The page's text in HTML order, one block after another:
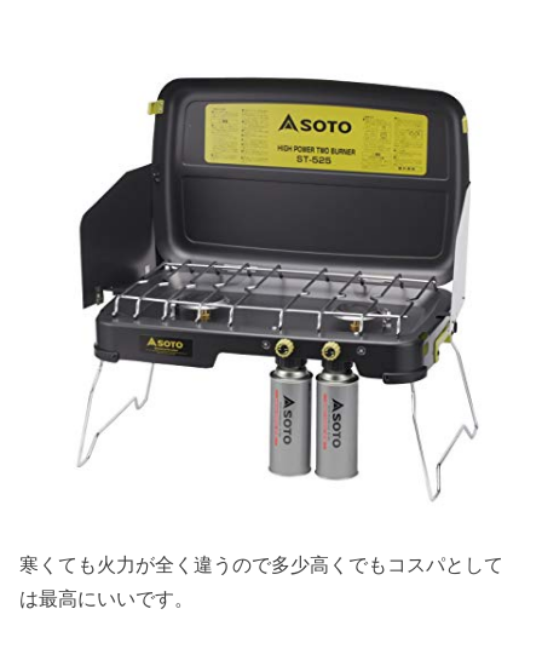
寒くても火力が全く違うので多少高くでもコスパとして
は最高にいいです。